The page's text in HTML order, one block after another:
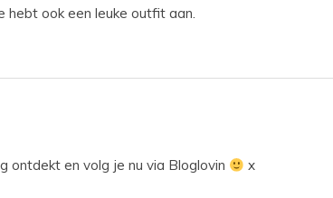
hebt ook een leuke outfit aan.
ontdekt en volg je nu via Bloglovin x